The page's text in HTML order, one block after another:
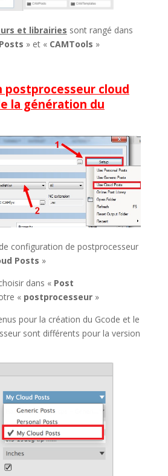
et librairies sont rangé dans
» et « CAMTools »
postprocesseur cloud
la génération du
de configuration de postprocesseur
Posts »
dans « Post
« postprocesseur»
pour la création du Gcode et le
sont différents pour la version